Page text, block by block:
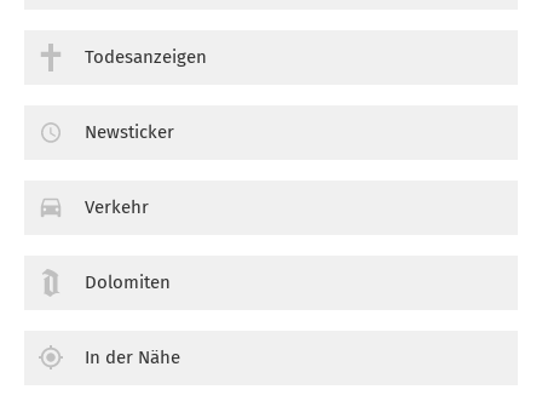
Todesanzeigen
Newsticker
Verkehr
Dolomiten
In der Nähe